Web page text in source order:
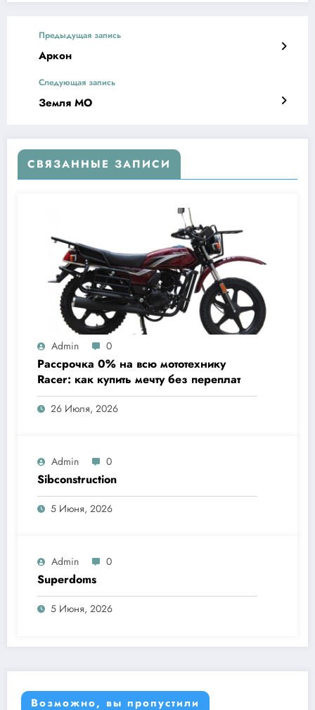
Предыдущая запись
Аркон
Следующая запись
Земля МО
СВЯЗАННЫЕ ЗАПИСИ
Admin 0
Рассрочка 0% на всю мототехнику
Racer: как купить мечту без переплат
26 Июля, 2026
Admin 0
Sibconstruction
5 Июня, 2026
Admin 0
Superdoms
5 Июня, 2026
Возможно, вы пропустили